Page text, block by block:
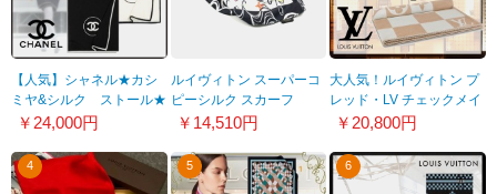
【人気】シャネル★カシ
ミヤ&シルク ストール★
すぐ届く！ A52032
￥24,000円
ルイヴィトン スーパーコ
ピーシルク スカーフ
WJLV026-2
￥14,510円
大人気！ルイヴィトン プ
レッド・LV チェックメイ
ト ブランケット コピー 2
￥20,800円
4 5 6